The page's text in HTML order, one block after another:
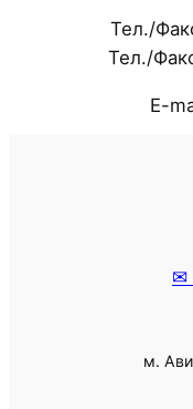
Тел./
Тел./
E-
✉
м.